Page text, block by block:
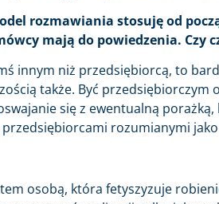
rozmawiania stosuję od
mają do powiedzenia. Czy
innym niż przedsiębiorcą, to
także. Być przedsiębiorczym
się z ewentualną
rozumianymi
osobą, która fetyszyzuje